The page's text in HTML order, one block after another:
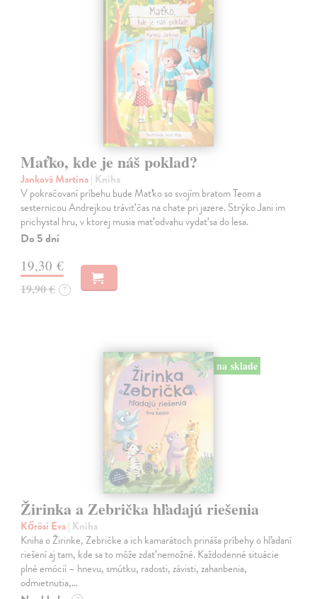
Maťko, kde je náš poklad?
Janková Martina| Kniha
V pokračovaní príbehu bude Maťko so svojím bratom Teom a
sesternicou Andrejkou tráviť čas na chate pri jazere. Strýko Jani im
prichystal hru, v ktorej musia mať odvahu vydať sa do lesa.
Do 5 dní
19,30 €
19,90 € ?
na sklade
Žirinka a Zebrička hľadajú riešenia
Kőrösi Eva| Kniha
Kniha o Žirinke, Zebričke a ich kamarátoch prináša príbehy o hľadaní
riešení aj tam, kde sa to môže zdať nemožné. Každodenné situácie
plné emócií – hnevu, smútku, radosti, závisti, zahanbenia,
odmietnutia,…